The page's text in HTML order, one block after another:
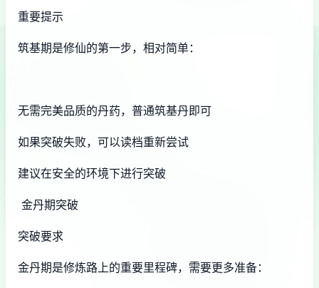
重要提示
筑基期是修仙的第一步，相对简单：
无需完美品质的丹药，普通筑基丹即可
如果突破失败，可以读档重新尝试
建议在安全的环境下进行突破
金丹期突破
突破要求
金丹期是修炼路上的重要里程碑，需要更多准备：